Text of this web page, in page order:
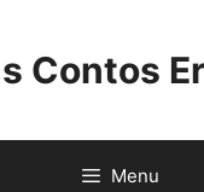
Contos
Menu